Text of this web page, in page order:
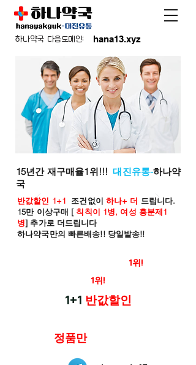
hana13.xyz
하나약국 다음도메인:
15년간 재구매율1위!!!대진유통-하나약
국
반값할인 1+1 조건없이 하나+ 더 드립니다.
15만 이상구매 [ 칙칙이 1병, 여성 흥분제1
병] 추가로 더드립니다
하나약국만의 빠른배송!! 당일발송!!
1위!
1위!
1+1 반값할인
정품만